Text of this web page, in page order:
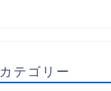
カテゴリー